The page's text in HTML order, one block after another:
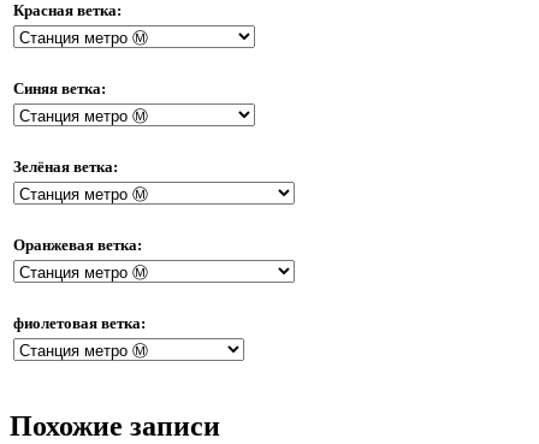
Красная ветка:
Синяя ветка:
Зелёная ветка:
Оранжевая ветка:
фиолетовая ветка:
Похожие записи